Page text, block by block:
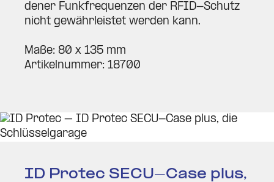
dener Funk­fre­quenzen der RFID-Schutz
nicht gewähr­leistet werden kann.
Maße: 80 x 135 mm
Arti­kel­nummer: 18700
ID Protec SECU-Case plus,